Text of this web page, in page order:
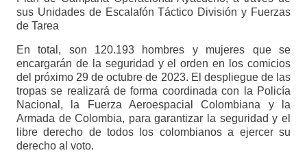
sus Unidades de Escalafón Táctico División y Fuerzas
de Tarea
En total, son 120.193 hombres y mujeres que se
encargarán de la seguridad y el orden en los comicios
del próximo 29 de octubre de 2023. El despliegue de las
tropas se realizará de forma coordinada con la Policía
Nacional, la Fuerza Aeroespacial Colombiana y la
Armada de Colombia, para garantizar la seguridad y el
libre derecho de todos los colombianos a ejercer su
derecho al voto.